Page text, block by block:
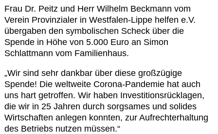
Spendenvorschlag
Spendenübersicht
Frau Dr. Peitz und Herr Wilhelm Beckmann vom
Verein Provinzialer in Westfalen-Lippe helfen e.V.
übergaben den symbolischen Scheck über die
Spende in Höhe von 5.000 Euro an Simon
Schlattmann vom Familienhaus.
„Wir sind sehr dankbar über diese großzügige
Spende! Die weltweite Corona-Pandemie hat auch
uns hart getroffen. Wir haben Investitionsrücklagen,
die wir in 25 Jahren durch sorgsames und solides
Wirtschaften anlegen konnten, zur Aufrechterhaltung
des Betriebs nutzen müssen.“